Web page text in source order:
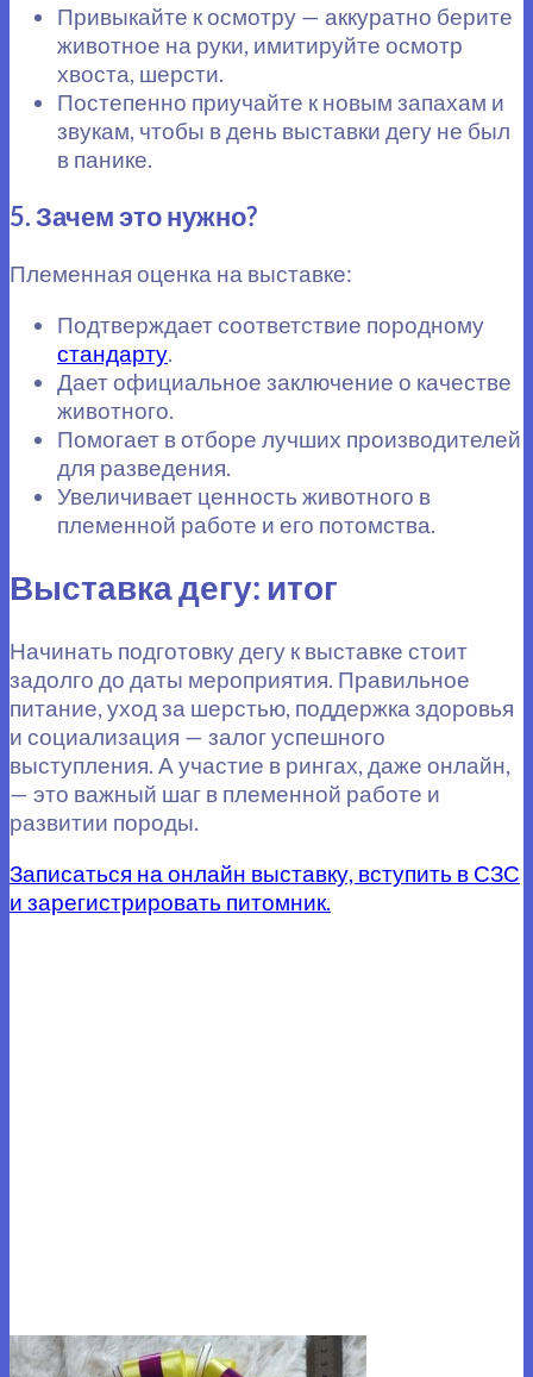
Привыкайте к осмотру — аккуратно берите
животное на руки, имитируйте осмотр
хвоста, шерсти.
Постепенно приучайте к новым запахам и
звукам, чтобы в день выставки дегу не был
в панике.
5. Зачем это нужно?
Племенная оценка на выставке:
Подтверждает соответствие породному
стандарту.
Дает официальное заключение о качестве
животного.
Помогает в отборе лучших производителей
для разведения.
Увеличивает ценность животного в
племенной работе и его потомства.
Выставка дегу: итог
Начинать подготовку дегу к выставке стоит
задолго до даты мероприятия. Правильное
питание, уход за шерстью, поддержка здоровья
и социализация — залог успешного
выступления. А участие в рингах, даже онлайн,
— это важный шаг в племенной работе и
развитии породы.
Записаться на онлайн выставку, вступить в СЗС
и зарегистрировать питомник.